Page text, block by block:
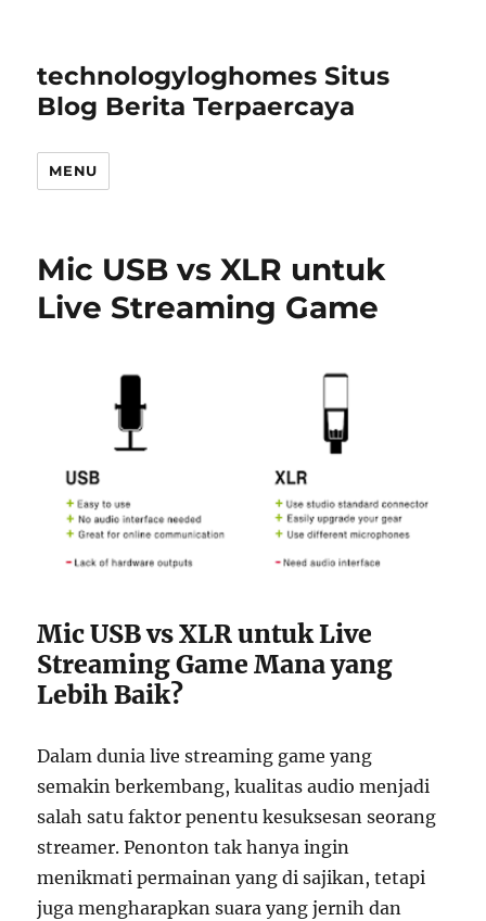
technologyloghomes Situs
Blog Berita Terpaercaya
MENU
Mic USB vs XLR untuk
Live Streaming Game
Mic USB vs XLR untuk Live
Streaming Game Mana yang
Lebih Baik?
Dalam dunia live streaming game yang
semakin berkembang, kualitas audio menjadi
salah satu faktor penentu kesuksesan seorang
streamer. Penonton tak hanya ingin
menikmati permainan yang di sajikan, tetapi
juga mengharapkan suara yang jernih dan